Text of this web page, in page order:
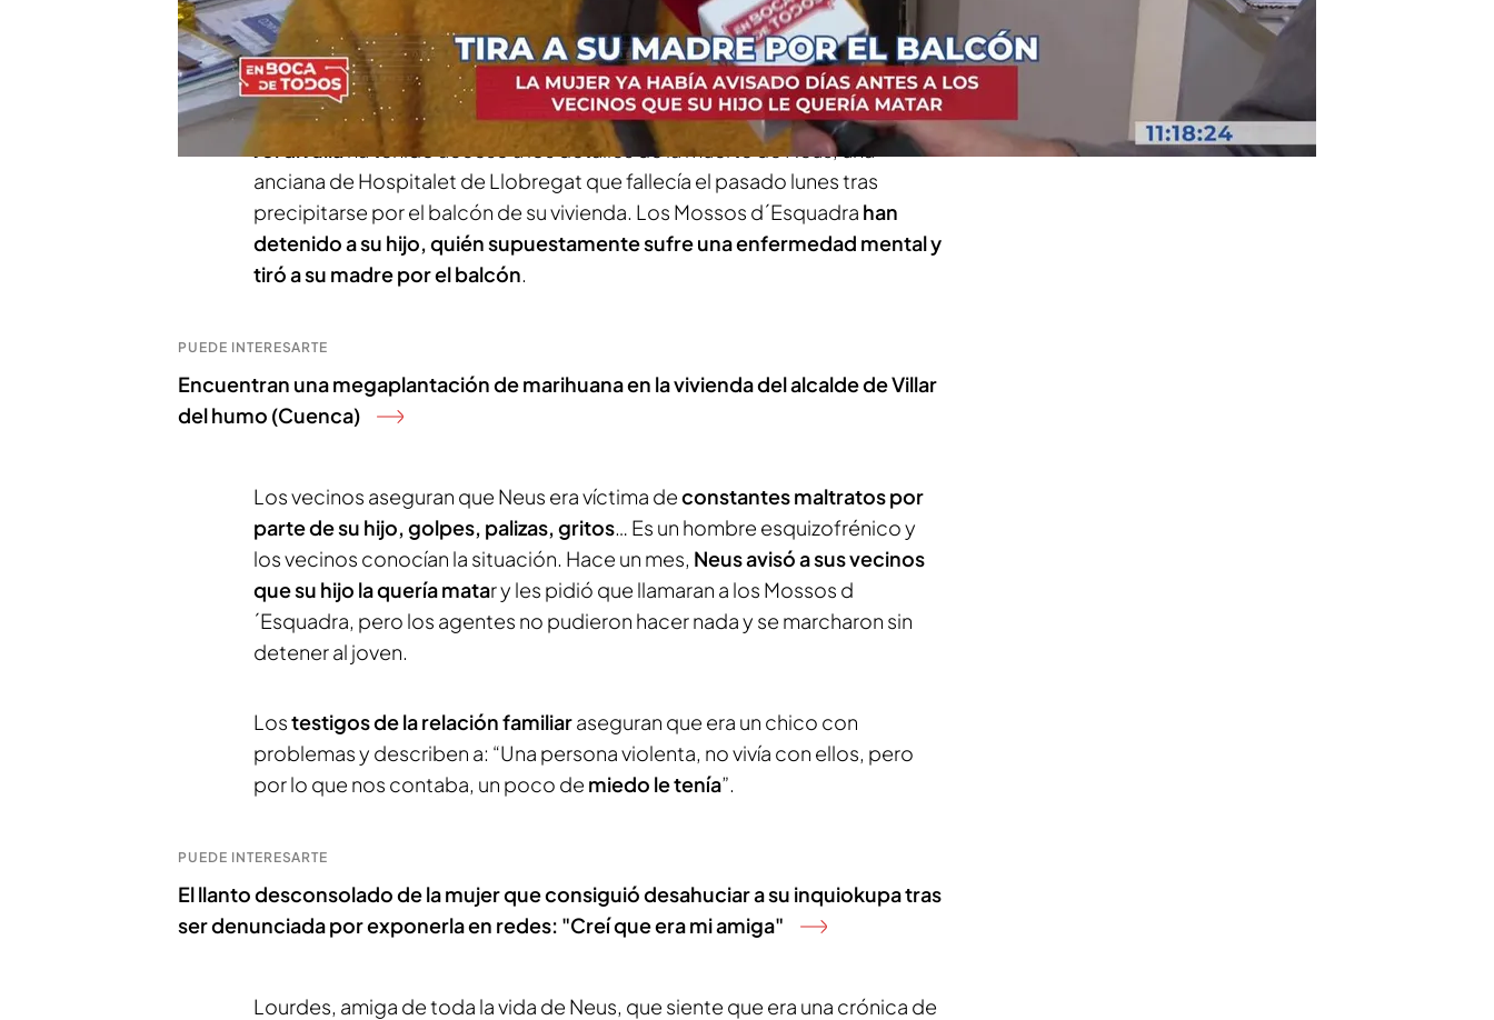
precipitarse por el balcón de su vivienda
, supuestamente empujada por
su hijo. Los vecinos hablan de una muerte que se veía venir ya que Neus
sufría el maltrato de su hijo
con problemas mentales.
ha tenido acceso a los detalles de la muerte de Neus, una
anciana de Hospitalet de Llobregat que fallecía el pasado lunes tras
precipitarse por el balcón de su vivienda. Los Mossos d´Esquadra han
detenido a su hijo, quién supuestamente sufre una enfermedad mental y
tiró a su madre por el balcón.
PUEDE INTERESARTE
Encuentran una megaplantación de marihuana en la vivienda del alcalde de Villar
del humo (Cuenca)
Los vecinos aseguran que Neus era víctima deconstantes maltratos por
parte de su hijo, golpes, palizas, gritos… Es un hombre esquizofrénico y
los vecinos conocían la situación. Hace un mes, Neus avisó a sus vecinos
que su hijo la quería matar y les pidió que llamaran a los Mossos d
´Esquadra, pero los agentes no pudieron hacer nada y se marcharon sin
detener al joven.
Lostestigos de la relación familiaraseguran que era un chico con
problemas y describen a: “Una persona violenta, no vivía con ellos, pero
por lo que nos contaba, un poco de miedo le tenía”.
PUEDE INTERESARTE
El llanto desconsolado de la mujer que consiguió desahuciar a su inquiokupa tras
ser denunciada por exponerla en redes: "Creí que era mi amiga"
Lourdes, amiga de toda la vida de Neus, que siente que era una crónica de